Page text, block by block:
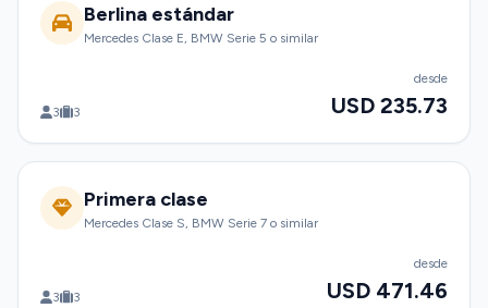
Berlina estándar
Mercedes Clase E, BMW Serie 5 o similar
3 3
desde
USD 235.73
Primera clase
Mercedes Clase S, BMW Serie 7 o similar
3 3
desde
USD 471.46